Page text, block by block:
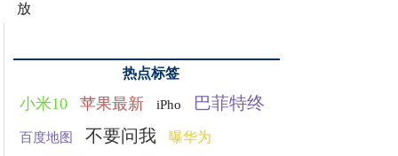
放
热点标签
小米10 苹果最新 iPho 巴菲特终
百度地图 不要问我 曝华为